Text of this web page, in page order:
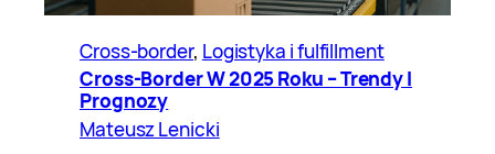
Cross-border, Logistyka i fulfillment
Cross-Border W 2025 Roku – Trendy I
Prognozy
Mateusz Lenicki